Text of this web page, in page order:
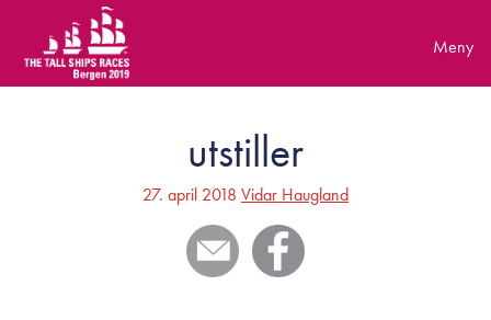
content
utstiller
27. april 2018 Vidar Haugland